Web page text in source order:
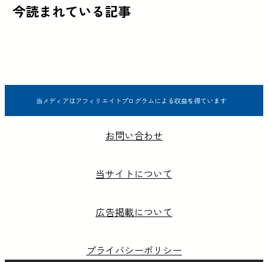
今読まれている記事
当メディアはアフィリエイトプログラムによる収益を得ています
お問い合わせ
当サイトについて
広告掲載について
プライバシーポリシー